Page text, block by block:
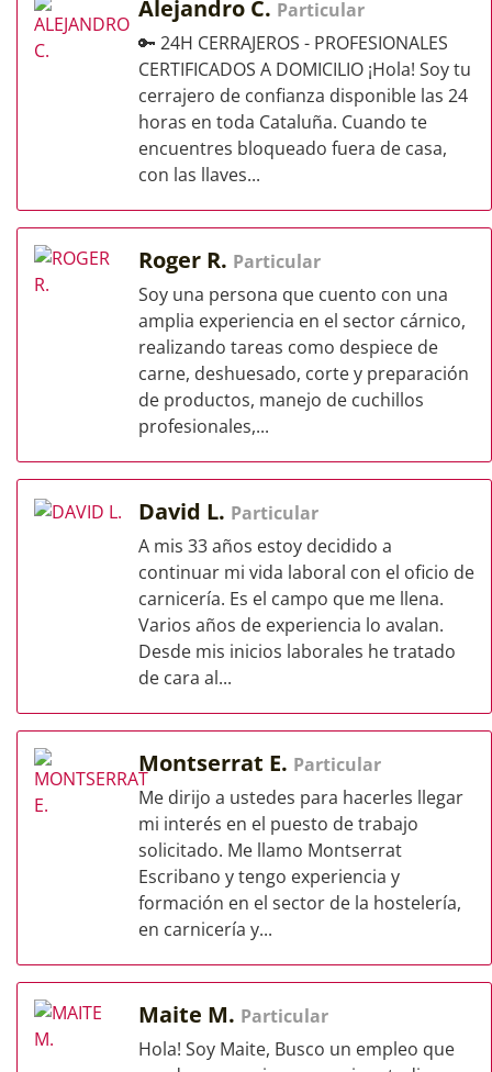
Alejandro C. Particular
🔑 24H CERRAJEROS - PROFESIONALES
CERTIFICADOS A DOMICILIO ¡Hola! Soy tu
cerrajero de confianza disponible las 24
horas en toda Cataluña. Cuando te
encuentres bloqueado fuera de casa,
con las llaves...
Roger R. Particular
Soy una persona que cuento con una
amplia experiencia en el sector cárnico,
realizando tareas como despiece de
carne, deshuesado, corte y preparación
de productos, manejo de cuchillos
profesionales,...
David L. Particular
A mis 33 años estoy decidido a
continuar mi vida laboral con el oficio de
carnicería. Es el campo que me llena.
Varios años de experiencia lo avalan.
Desde mis inicios laborales he tratado
de cara al...
Montserrat E. Particular
Me dirijo a ustedes para hacerles llegar
mi interés en el puesto de trabajo
solicitado. Me llamo Montserrat
Escribano y tengo experiencia y
formación en el sector de la hostelería,
en carnicería y...
Maite M. Particular
Hola! Soy Maite, Busco un empleo que